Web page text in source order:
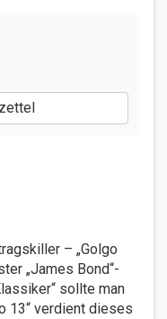
– „Golgo
„James Bond“-
sollte man
13“ verdient dieses